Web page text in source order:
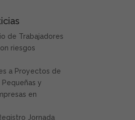
de Trabajadores
riesgos
a Proyectos de
Pequeñas y
en
Jornada